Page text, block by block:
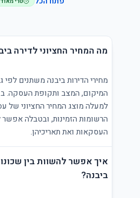
מה המחיר החציוני לדירה
מחירי הדירות ביבנה משתנים לפי
המיקום, המצב ותקופת העסקה.
למעלה מוצג המחיר החציוני של
הרשומות הזמינות, ובטבלה
העסקאות ואת תאריכיהן.
איך אפשר להשוות בין
ביבנה?